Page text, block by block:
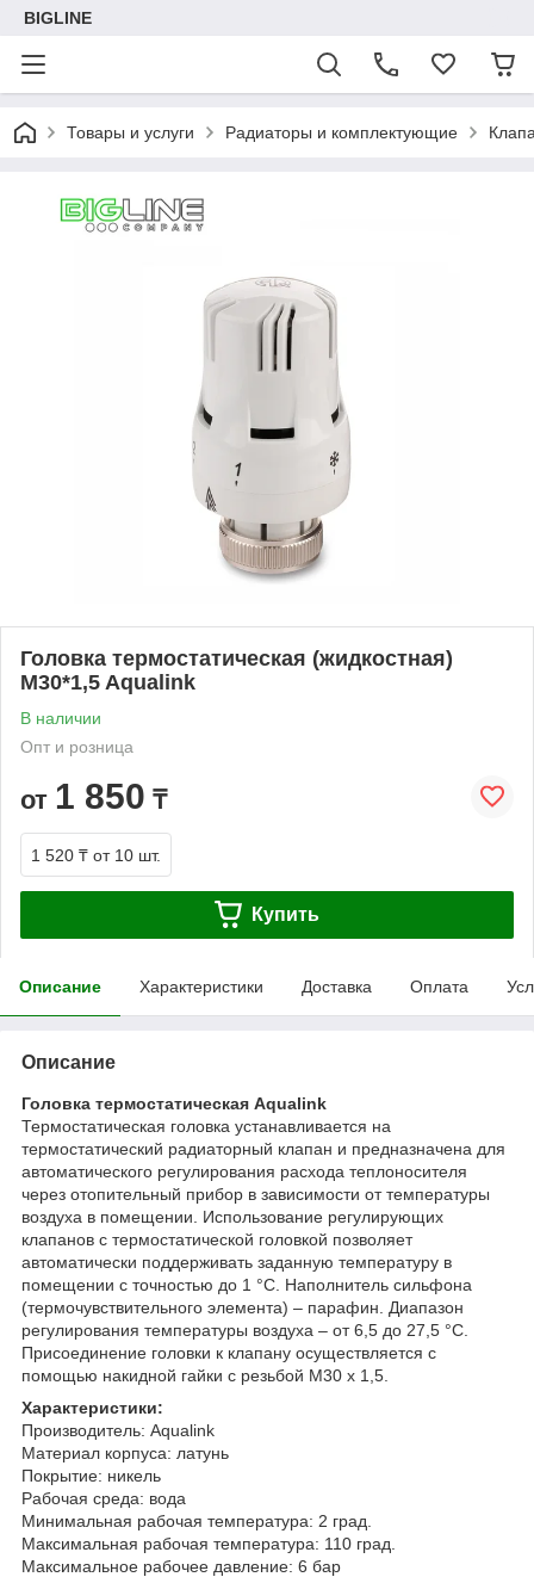
BIGLINE
Товары и услуги Радиаторы и комплектующие
Головка термостатическая (жидкостная)
M30*1,5 Aqualink
В наличии
Опт и розница
от 1 850 ₸
1 520 ₸ от 10 шт.
Купить
Описание Характеристики Доставка Оплата
Описание
Головка термостатическая Aqualink
Термостатическая головка устанавливается на
термостатический радиаторный клапан и предназначена для
автоматического регулирования расхода теплоносителя
через отопительный прибор в зависимости от температуры
воздуха в помещении. Использование регулирующих
клапанов c термостатической головкой позволяет
автоматически поддерживать заданную температуру в
помещении с точностью до 1 °С. Наполнитель сильфона
(термочувствительного элемента) – парафин. Диапазон
регулирования температуры воздуха – от 6,5 до 27,5 °С.
Присоединение головки к клапану осуществляется с
помощью накидной гайки с резьбой М30 x 1,5.
Характеристики:
Производитель: Aqualink
Материал корпуса: латунь
Покрытие: никель
Рабочая среда: вода
Минимальная рабочая температура: 2 град.
Максимальная рабочая температура: 110 град.
Максимальное рабочее давление: 6 бар